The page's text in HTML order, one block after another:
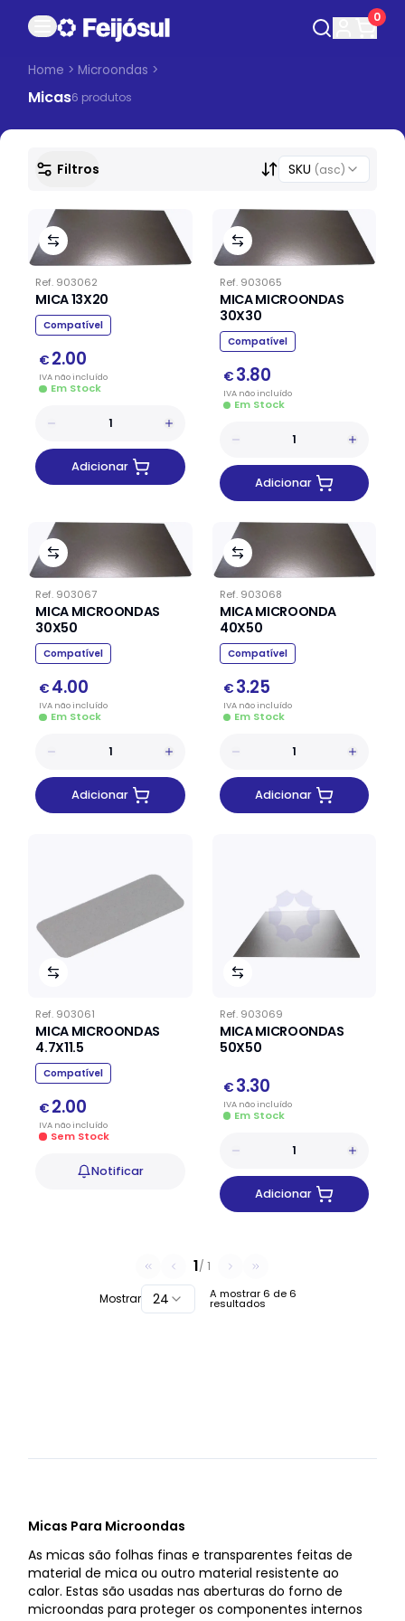
0
Home >Microondas >
Micas6 produtos
Filtros SKU (asc)
Ref. 903062
MICA 13X20
Compatível
€ 2.00
IVA nãoincluído
Em Stock
Adicionar
Ref. 903065
MICA MICROONDAS
30X30
Compatível
€ 3.80
IVA nãoincluído
Em Stock
Adicionar
Ref. 903067
MICA MICROONDAS
30X50
Compatível
€ 4.00
IVA nãoincluído
Em Stock
Adicionar
Ref. 903068
MICA MICROONDA
40X50
Compatível
€ 3.25
IVA nãoincluído
Em Stock
Adicionar
Ref. 903061
MICA MICROONDAS
4.7X11.5
Compatível
€ 2.00
IVA nãoincluído
Sem Stock
Notificar
Ref. 903069
MICA MICROONDAS
50X50
€ 3.30
IVA nãoincluído
Em Stock
Adicionar
A mostrar 6 de 6
resultados
1/1
Mostrar 24
Micas Para Microondas
As micas são folhas finas e transparentes feitas de
material de mica ou outro material resistente ao
calor. Estas são usadas nas aberturas do forno de
microondas para proteger os componentes internos